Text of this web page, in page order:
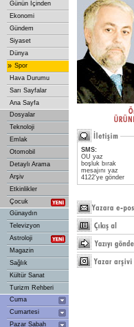
Günün İçinden
Ekonomi
Gündem
Siyaset
Dünya
» Spor
Hava Durumu
Sarı Sayfalar
Ana Sayfa
Dosyalar
Teknoloji
Emlak
Otomobil
Detaylı Arama
Arşiv
Etkinlikler
Çocuk
Günaydın
Televizyon
Astroloji
Magazin
Sağlık
Kültür Sanat
Turizm Rehberi
Cuma
Cumartesi
Pazar Sabah
SMS:
OU yaz
boşluk bırak
mesajını yaz
4122'ye gönder